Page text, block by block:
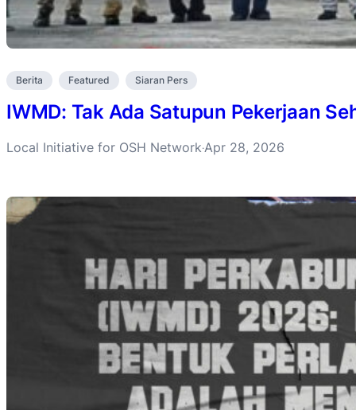
Berita Featured Siaran Pers
IWMD: Tak Ada Satupun Pekerjaan
Local Initiative for OSH Network·Apr 28, 2026